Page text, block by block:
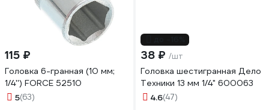
115 ₽
Головка 6-гранная (10 мм;
1/4'') FORCE 52510
5(63)
38 ₽ /шт
Головка шестигранная Дело
Техники 13 мм 1/4" 600063
4.6(47)